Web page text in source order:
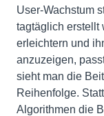
User-Wachstum
tagtäglich erstellt
erleichtern und
anzuzeigen,
sieht man die
Reihenfolge.
Algorithmen die